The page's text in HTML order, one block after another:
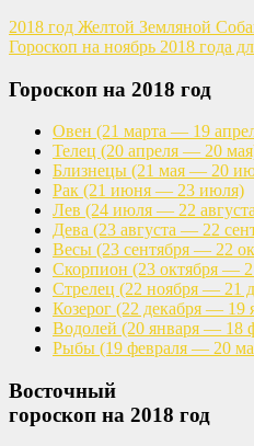
2018 год Желтой Земляной
Гороскоп на ноябрь 2018 года
Гороскоп на 2018 год
Овен (21 марта — 19
Телец (20 апреля — 20
Близнецы (21 мая — 20
Рак (21 июня — 23 июля)
Лев (24 июля — 22
Дева (23 августа — 22
Весы (23 сентября — 22
Скорпион (23 октября —
Стрелец (22 ноября — 21
Козерог (22 декабря — 19
Водолей (20 января — 18
Рыбы (19 февраля — 20
Восточный
гороскоп на 2018 год